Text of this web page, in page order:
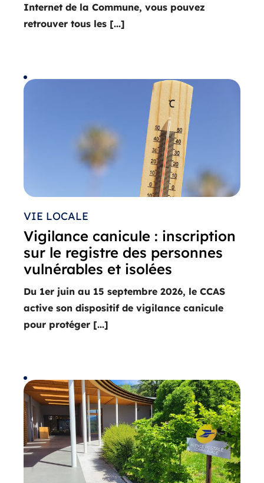
Internet de la Commune, vous pouvez
retrouver tous les [...]
VIE LOCALE
Vigilance canicule : inscription
sur le registre des personnes
vulnérables et isolées
Du 1er juin au 15 septembre 2026, le CCAS
active son dispositif de vigilance canicule
pour protéger [...]